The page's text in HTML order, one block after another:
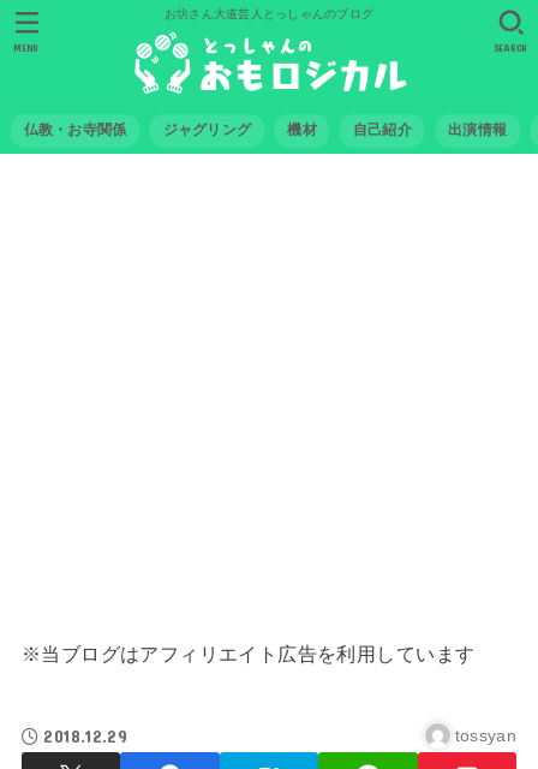
お坊さん大道芸人とっしゃんのブログ
仏教・お寺関係 ジャグリング 機材 自己紹介 出演情報
SEARCH
MENU
※当ブログはアフィリエイト広告を利用しています
2018.12.29 tossyan